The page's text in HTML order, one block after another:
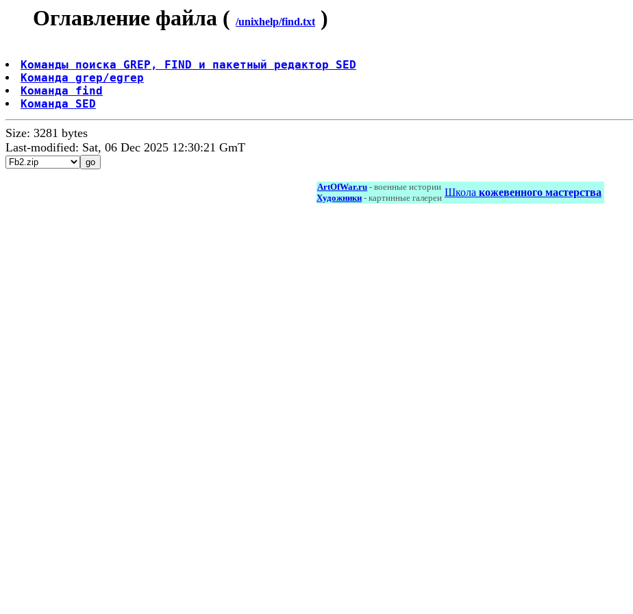
Оглавление файла ( /unixhelp/find.txt )
Команды поиска GREP, FIND и пакетный редактор SED
Команда grep/egrep
Команда find
Команда SED
Size: 3281 bytes
Last-modified: Sat, 06 Dec 2025 12:30:21 GmT
ArtOfWar.ru - военные истории
Художники - картинные галереи Школа кожевенного мастерства